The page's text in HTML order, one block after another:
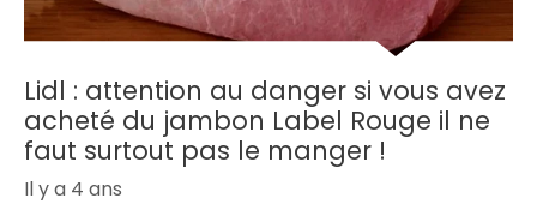
Lidl : attention au danger si vous avez
acheté du jambon Label Rouge il ne
faut surtout pas le manger !
Il y a 4 ans